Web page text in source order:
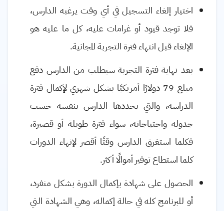
اختيار إلغاء التسجيل في أي وقت يرغبه الدارس،
فلا توجد قيود أو غرامات عليه، كل ما عليه هو
الإلغاء قبل انتهاء فترة التجربة المجانية.
بعد نهاية فترة التجربة سيطلب من الدارس دفع
مبلغ 79 دولارًا أمريكيًا بشكل شهري لإكمال فترة
الدراسة، والتي يحددها الدارس بنفسه حسب
جدوله واحتياجاته، سواء فترة طويلة أو قصيرة،
فكلما استغرق الدارس وقتًا أقصر لإنهاء الدورات
كلما استطاع توفير أموالًا أكثر.
الحصول على شهادة بإكمال الدورة بشكل منفرد،
أو للبرنامج كله في حالة إكماله، وهي الشهادة التي